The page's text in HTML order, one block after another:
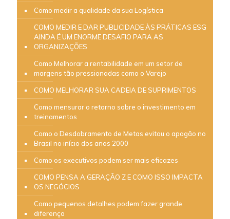
Como medir a qualidade da sua Logística
COMO MEDIR E DAR PUBLICIDADE ÀS PRÁTICAS ESG
AINDA É UM ENORME DESAFIO PARA AS
ORGANIZAÇÕES
Como Melhorar a rentabilidade em um setor de
margens tão pressionadas como o Varejo
COMO MELHORAR SUA CADEIA DE SUPRIMENTOS
Como mensurar o retorno sobre o investimento em
treinamentos
Como o Desdobramento de Metas evitou o apagão no
Brasil no início dos anos 2000
Como os executivos podem ser mais eficazes
COMO PENSA A GERAÇÃO Z E COMO ISSO IMPACTA
OS NEGÓCIOS
Como pequenos detalhes podem fazer grande
diferença